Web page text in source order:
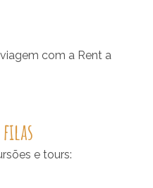
com a Rent a
filas
e tours: